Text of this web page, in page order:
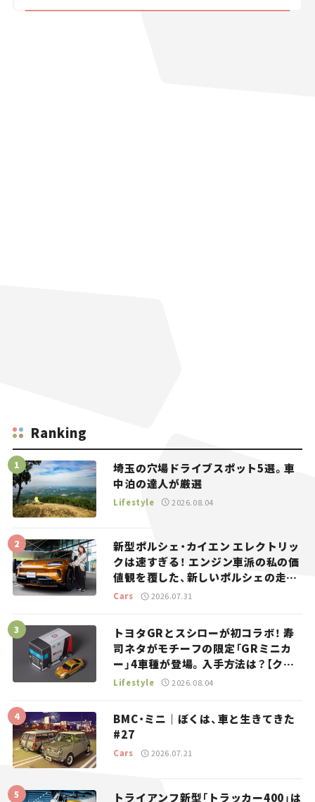
Ranking
埼玉の穴場ドライブスポット5選。車
中泊の達人が厳選
Lifestyle 2026.08.04
新型ポルシェ・カイエン エレクトリッ
クは速すぎる！ エンジン車派の私の価
値観を覆した、新しいポルシェの走
り。
Cars 2026.07.31
トヨタGRとスシローが初コラボ！ 寿
司ネタがモチーフの限定「GRミニカ
ー」4車種が登場。入手方法は？【クル
マとホビー】
Lifestyle 2026.08.04
BMC・ミニ｜ぼくは、車と生きてきた
#27
Cars 2026.07.21
トライアンフ新型「トラッカー400」は